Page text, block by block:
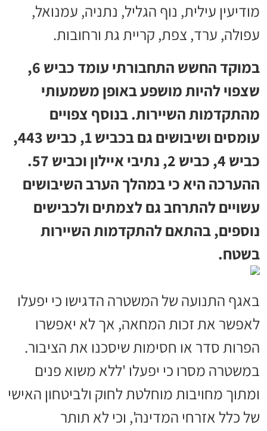
מודיעין עילית, נוף הגליל, נתניה, עמנואל,
עפולה, ערד, צפת, קריית גת ורחובות.
במוקד החשש התחבורתי עומד כביש 6,
שצפוי להיות מושפע באופן משמעותי
מהתקדמות השיירות. בנוסף צפויים
עומסים ושיבושים גם בכביש 1, כביש 443,
כביש 4, כביש 2, נתיבי איילון וכביש 57.
ההערכה היא כי במהלך הערב השיבושים
עשויים להתרחב גם לצמתים ולכבישים
נוספים, בהתאם להתקדמות השיירות
בשטח.
באגף התנועה של המשטרה הדגישו כי יפעלו
לאפשר את זכות המחאה, אך לא יאפשרו
הפרות סדר או חסימות שיסכנו את הציבור.
במשטרה מסרו כי יפעלו 'ללא משוא פנים
ומתוך מחויבות מוחלטת לחוק ולביטחון האישי
של כלל אזרחי המדינה', וכי לא תותר